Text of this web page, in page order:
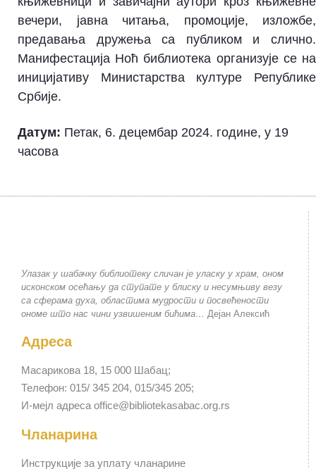
вечери, јавна читања, промоције, изложбе,
предавања дружења са публиком и слично.
Манифестација Ноћ библиотека организује се на
иницијативу Министарства културе Републике
Србије.
Датум: Петак, 6. децембар 2024. године, у 19
часова
Улазак у шабачку библиотеку сличан је уласку у храм, оном
исконском осећању да ступате у блиску и несумњиву везу
са сферама духа, областима мудрости и посвећености
ономе што нас чини узвишеним бићима… Дејан Алексић
Адреса
Масарикова 18, 15 000 Шабац;
Телефон: 015/ 345 204, 015/345 205;
И-мејл адреса office@bibliotekasabac.org.rs
Чланарина
Инструкције за уплату чланарине